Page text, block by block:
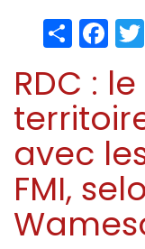
Share
RDC :
avec
FMI,